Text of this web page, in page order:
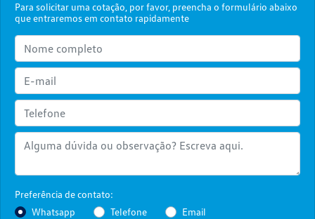
Para solicitar uma cotação, por favor, preencha o formulário abaixo
que entraremos em contato rapidamente
Preferência de contato:
Whatsapp
Telefone Email